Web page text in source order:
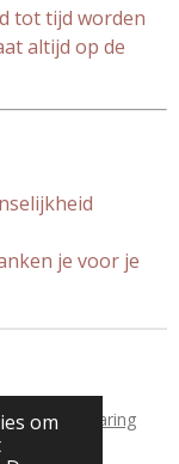
om
tot tijd worden
altijd op de
je voor je
Privacyverklaring